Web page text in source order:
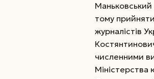
Маньковський
тому
журналістів
численними
Міністерства